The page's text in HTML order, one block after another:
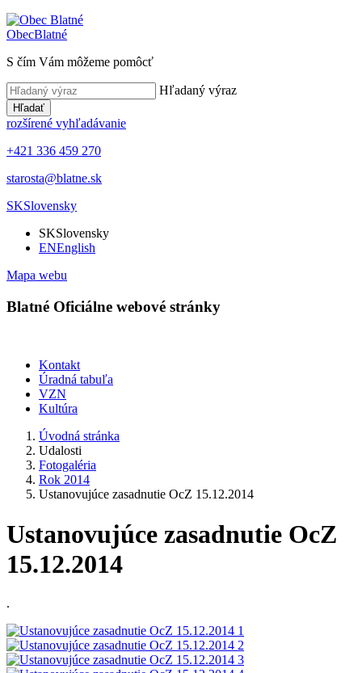
ObecBlatné
S čím Vám môžeme pomôcť
Hľadaný výraz
Hľadať
rozšírené vyhľadávanie
+421 336 459 270
starosta@blatne.sk
SKSlovensky
SKSlovensky
ENEnglish
Mapa webu
Blatné Oficiálne webové stránky
Kontakt
Úradná tabuľa
VZN
Kultúra
Úvodná stránka
Udalosti
Fotogaléria
Rok 2014
Ustanovujúce zasadnutie OcZ 15.12.2014
Ustanovujúce zasadnutie OcZ
15.12.2014
.